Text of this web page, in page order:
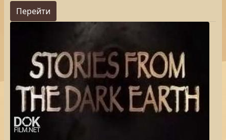
Перейти